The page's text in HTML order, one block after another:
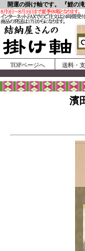
開運の掛け軸です。 『鯉の
TOPページへ 送料・
濱